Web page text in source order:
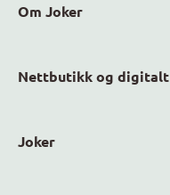
Om Joker
Nettbutikk og digitalt
Joker